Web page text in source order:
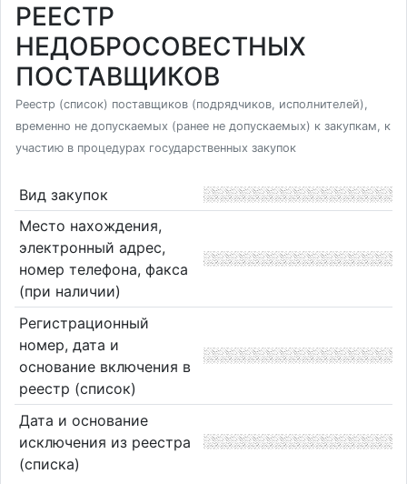
РЕЕСТР
НЕДОБРОСОВЕСТНЫХ
ПОСТАВЩИКОВ
Реестр (список) поставщиков (подрядчиков, исполнителей),
временно не допускаемых (ранее не допускаемых) к закупкам, к
участию в процедурах государственных закупок
Вид закупок
Место нахождения,
электронный адрес,
номер телефона, факса
(при наличии)
Регистрационный
номер, дата и
основание включения в
реестр (список)
Дата и основание
исключения из реестра
(списка)